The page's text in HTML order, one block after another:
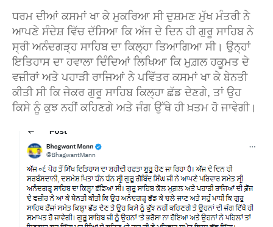
ਧਰਮ ਦੀਆਂ ਕਸਮਾਂ ਖਾ ਕੇ ਮੁਕਰਿਆ ਸੀ ਦੁਸ਼ਮਣ ਮੁੱਖ ਮੰਤਰੀ ਨੇ
ਆਪਣੇ ਸੰਦੇਸ਼ ਵਿੱਚ ਦੱਸਿਆ ਕਿ ਅੱਜ ਦੇ ਦਿਨ ਹੀ ਗੁਰੂ ਸਾਹਿਬ ਨੇ
ਸ੍ਰੀ ਅਨੰਦਗੜ੍ਹ ਸਾਹਿਬ ਦਾ ਕਿਲ੍ਹਾ ਤਿਆਗਿਆ ਸੀ। ਉਨ੍ਹਾਂ
ਇਤਿਹਾਸ ਦਾ ਹਵਾਲਾ ਦਿੰਦਿਆਂ ਲਿਖਿਆ ਕਿ ਮੁਗ਼ਲ ਹਕੂਮਤ ਦੇ
ਵਜ਼ੀਰਾਂ ਅਤੇ ਪਹਾੜੀ ਰਾਜਿਆਂ ਨੇ ਪਵਿੱਤਰ ਕਸਮਾਂ ਖਾ ਕੇ ਬੇਨਤੀ
ਕੀਤੀ ਸੀ ਕਿ ਜੇਕਰ ਗੁਰੂ ਸਾਹਿਬ ਕਿਲ੍ਹਾ ਛੱਡ ਦੇਣਗੇ, ਤਾਂ ਉਹ
ਕਿਸੇ ਨੂੰ ਕੁਝ ਨਹੀਂ ਕਹਿਣਗੇ ਅਤੇ ਜੰਗ ਉੱਥੇ ਹੀ ਖ਼ਤਮ ਹੋ ਜਾਵੇਗੀ।